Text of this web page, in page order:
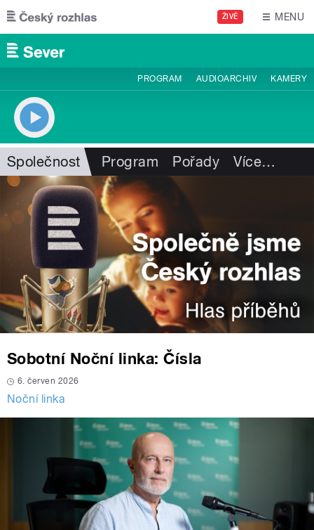
Přejít k hlavnímu obsahu
ŽIVĚ MENU
PROGRAM AUDIOARCHIV KAMERY
Společnost Program Pořady Více…
Sobotní Noční linka: Čísla
6. červen 2026
Noční linka